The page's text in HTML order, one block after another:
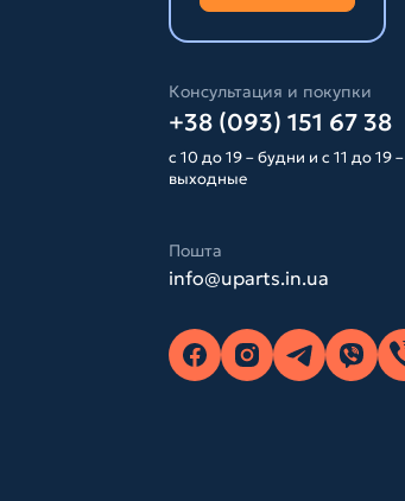
Консультация и покупки
+38 (093) 151 67 38
с 10 до 19 – будни и с 11 до 19 –
выходные
Пошта
info@uparts.in.ua